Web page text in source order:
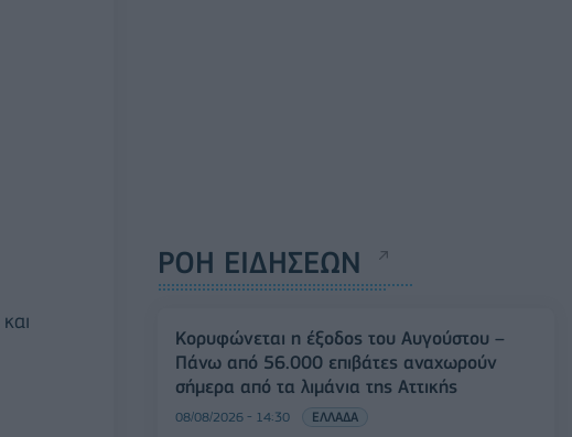
και
ΡΟΗ ΕΙΔΗΣΕΩΝ
Κορυφώνεται η έξοδος του Αυγούστου –
Πάνω από 56.000 επιβάτες αναχωρούν
σήμερα από τα λιμάνια της Αττικής
08/08/2026 - 14:30 ΕΛΛΑΔΑ